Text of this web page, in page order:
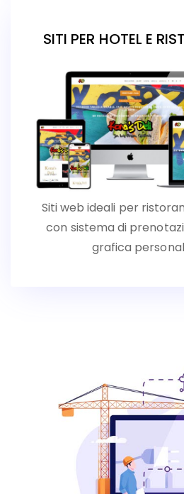
SITI PER HOTEL E
Siti web ideali per
con sistema di
grafica